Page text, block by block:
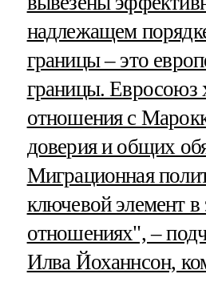
надлежащем
границы – это
границы. Евросоюз
отношения с
доверия и общих
Миграционная
ключевой элемент в
отношениях", –
Илва Йоханнсон,